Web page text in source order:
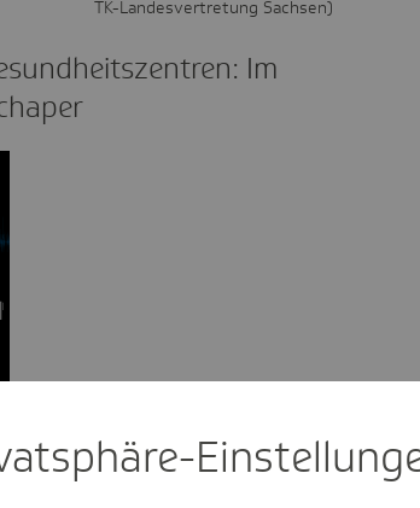
TK-Landesvertretung Sachsen)
Im